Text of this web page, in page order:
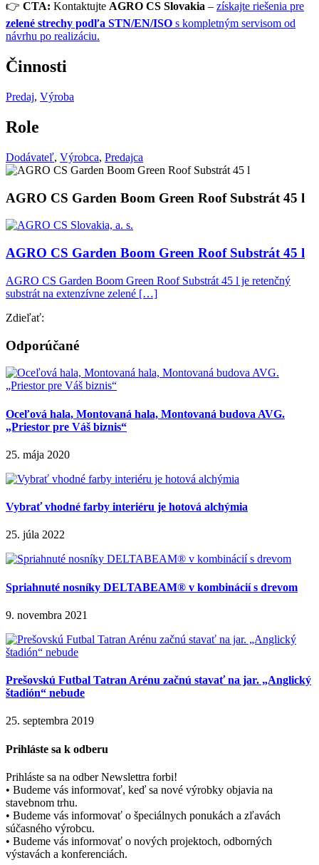
👉 CTA: Kontaktujte AGRO CS Slovakia – získajte riešenia pre
zelené strechy podľa STN/EN/ISO s kompletným servisom od
návrhu po realizáciu.
Činnosti
Predaj, Výroba
Role
Dodávateľ, Výrobca, Predajca
AGRO CS Garden Boom Green Roof Substrát 45 l
AGRO CS Garden Boom Green Roof Substrát 45 l
AGRO CS Garden Boom Green Roof Substrát 45 l je retenčný
substrát na extenzívne zelené […]
Zdieľať:
Odporúčané
Oceľová hala, Montovaná hala, Montovaná budova AVG.
„Priestor pre Váš biznis“
25. mája 2020
Vybrať vhodné farby interiéru je hotová alchýmia
25. júla 2022
Spriahnuté nosníky DELTABEAM® v kombinácií s drevom
9. novembra 2021
Prešovskú Futbal Tatran Arénu začnú stavať na jar. „Anglický
štadión“ nebude
25. septembra 2019
Prihláste sa k odberu
Prihláste sa na odber Newslettra forbi!
• Budeme vás informovať, keď sa nové výrobky objavia na
stavebnom trhu.
• Budeme vás informovať o špeciálnych ponukách a zľavách
súčasného výrobcu.
• Budeme vás informovať o nových projektoch, odborných
výstavách a konferenciách.